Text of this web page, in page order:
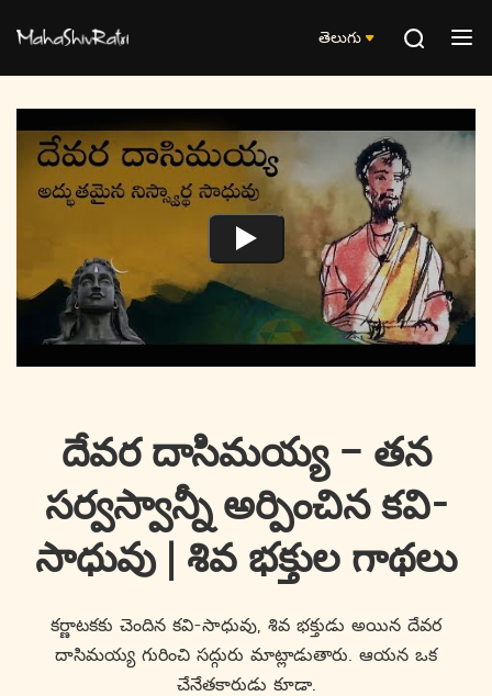
తెలుగు
దేవర దాసిమయ్య – తన
సర్వస్వాన్నీ అర్పించిన కవి-
సాధువు | శివ భక్తుల గాథలు
కర్ణాటకకు చెందిన కవి-సాధువు, శివ భక్తుడు అయిన దేవర
దాసిమయ్య గురించి సద్గురు మాట్లాడుతారు. ఆయన ఒక
చేనేతకారుడు కూడా.